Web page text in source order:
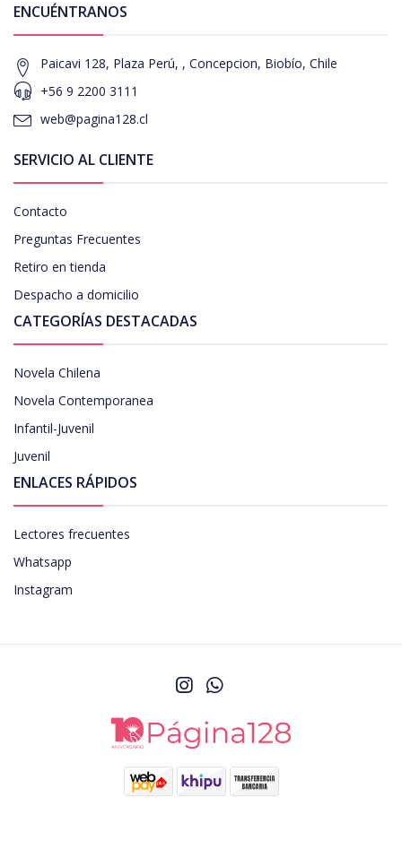
ENCUÉNTRANOS
Paicavi 128, Plaza Perú, , Concepcion, Biobío, Chile
+56 9 2200 3111
web@pagina128.cl
SERVICIO AL CLIENTE
Contacto
Preguntas Frecuentes
Retiro en tienda
Despacho a domicilio
CATEGORÍAS DESTACADAS
Novela Chilena
Novela Contemporanea
Infantil-Juvenil
Juvenil
ENLACES RÁPIDOS
Lectores frecuentes
Whatsapp
Instagram